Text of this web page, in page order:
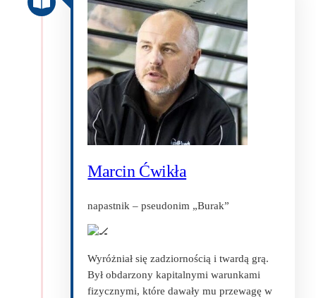
Marcin Ćwikła
napastnik – pseudonim „Burak”
Wyróżniał się zadziornością i twardą grą.
Był obdarzony kapitalnymi warunkami
fizycznymi, które dawały mu przewagę w